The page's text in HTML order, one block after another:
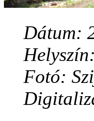
Dátum:
Fotó: